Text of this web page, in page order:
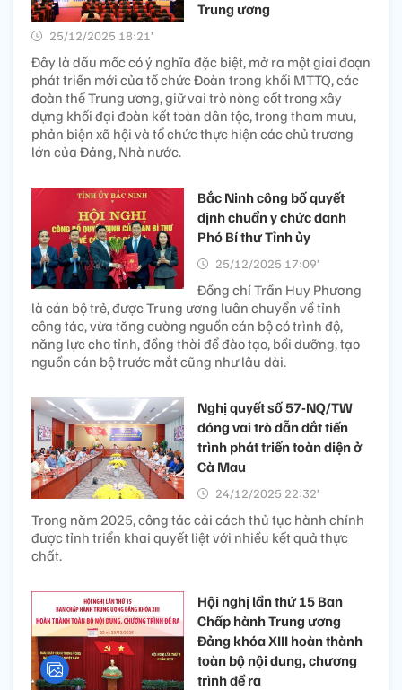
Trung ương
25/12/2025 18:21’
Đây là dấu mốc có ý nghĩa đặc biệt, mở ra một giai đoạn
phát triển mới của tổ chức Đoàn trong khối MTTQ, các
đoàn thể Trung ương, giữ vai trò nòng cốt trong xây
dựng khối đại đoàn kết toàn dân tộc, trong tham mưu,
phản biện xã hội và tổ chức thực hiện các chủ trương
lớn của Đảng, Nhà nước.
Bắc Ninh công bố quyết
định chuẩn y chức danh
Phó Bí thư Tỉnh ủy
25/12/2025 17:09’
Đồng chí Trần Huy Phương
là cán bộ trẻ, được Trung ương luân chuyển về tỉnh
công tác, vừa tăng cường nguồn cán bộ có trình độ,
năng lực cho tỉnh, đồng thời để đào tạo, bồi dưỡng, tạo
nguồn cán bộ trước mắt cũng như lâu dài.
Nghị quyết số 57-NQ/TW
đóng vai trò dẫn dắt tiến
trình phát triển toàn diện ở
Cà Mau
24/12/2025 22:32’
Trong năm 2025, công tác cải cách thủ tục hành chính
được tỉnh triển khai quyết liệt với nhiều kết quả thực
chất.
Hội nghị lần thứ 15 Ban
Chấp hành Trung ương
Đảng khóa XIII hoàn thành
toàn bộ nội dung, chương
trình đề ra